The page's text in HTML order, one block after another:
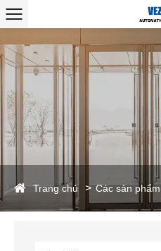
Trang chủ Các sản phẩm